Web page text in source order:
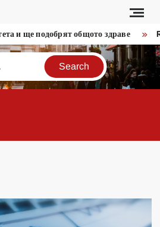
и ще подобрят общото здраве